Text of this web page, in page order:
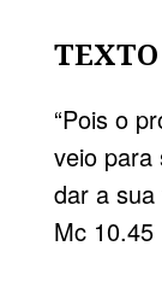
“Pois o
veio
dar a sua
Mc 10.45